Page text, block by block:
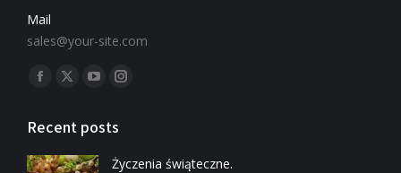
Mail
sales@your-site.com
Znajdź nas na:
Recent posts
Życzenia świąteczne.